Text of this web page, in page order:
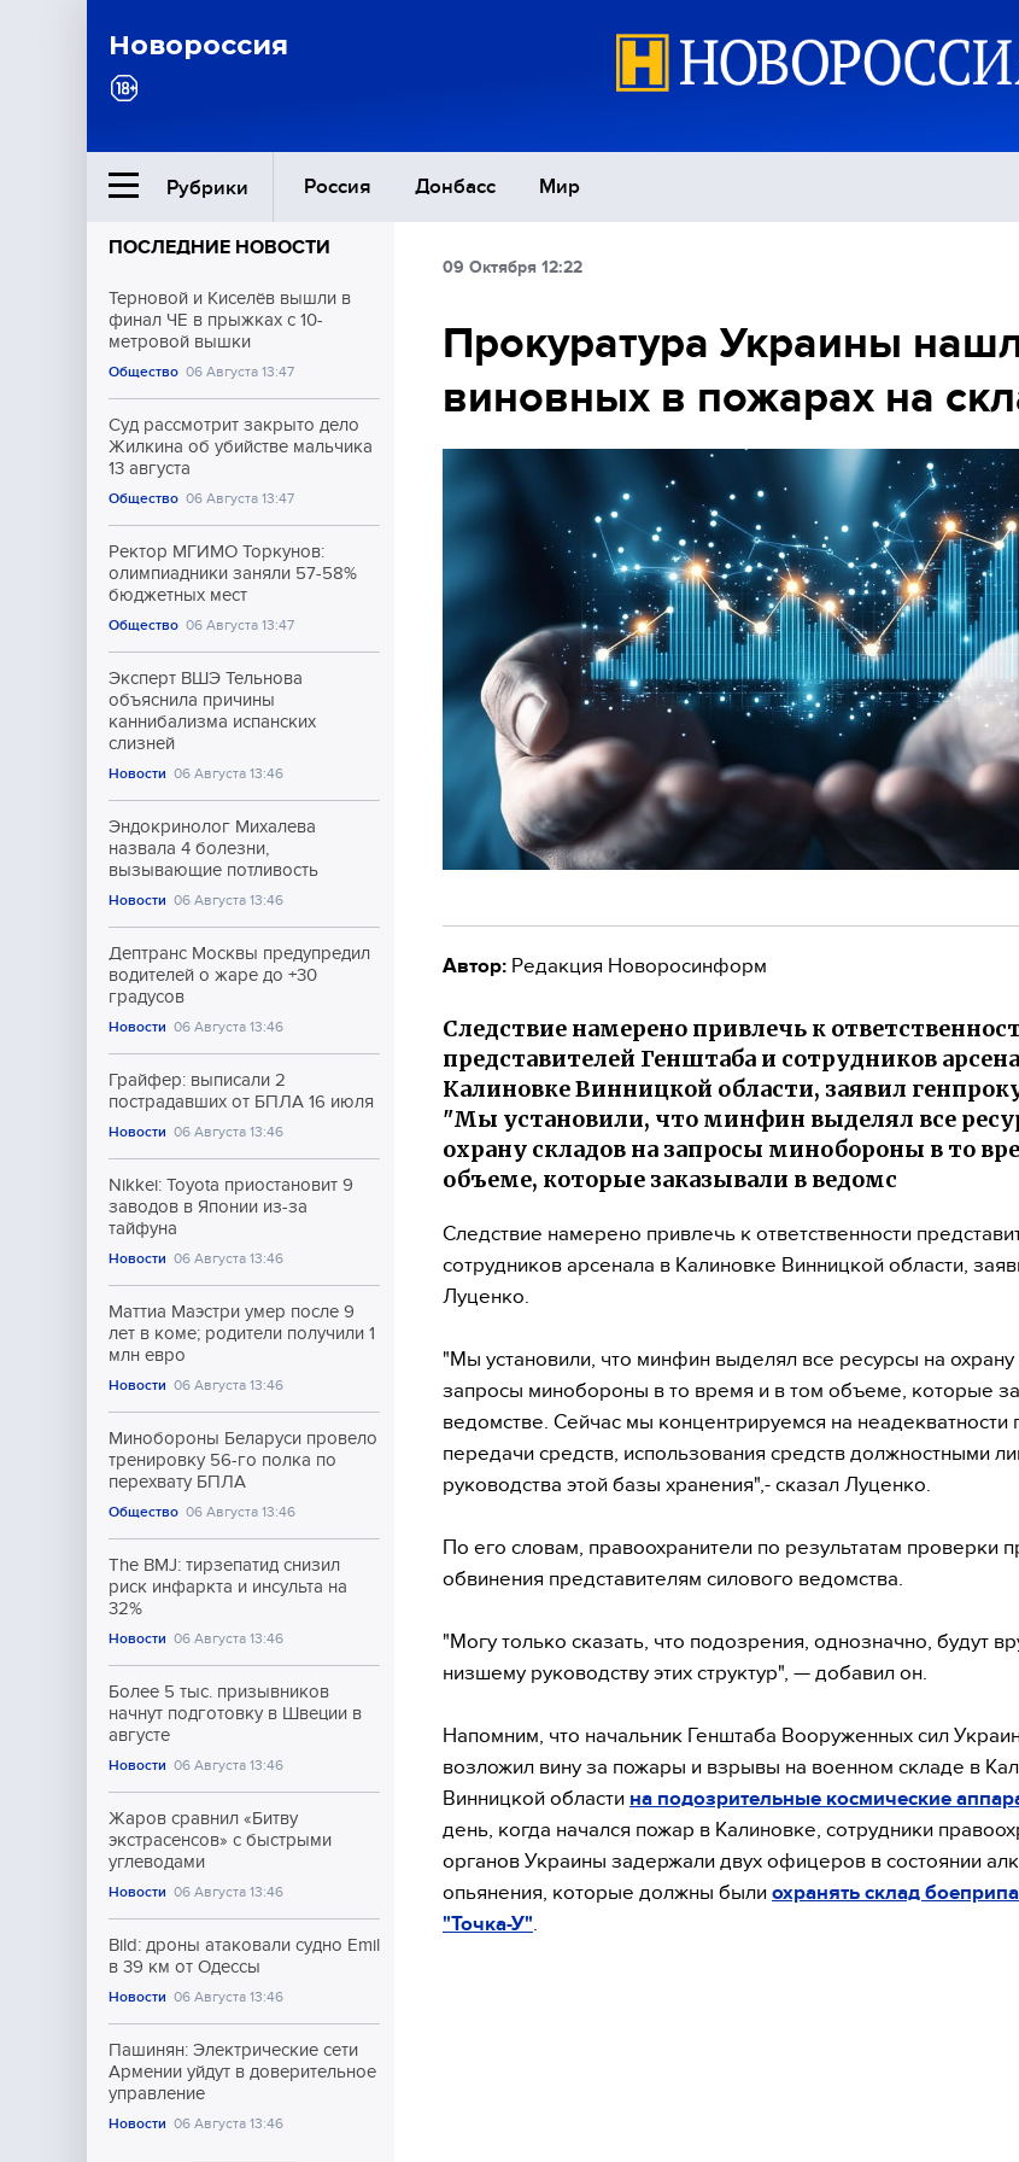
Новороссия
Рубрики Россия Донбасс Мир
Ближний Восток
Общество
Экономика
Культура
ПОСЛЕДНИЕ НОВОСТИ
Терновой и Киселёв вышли в
финал ЧЕ в прыжках с 10-
метровой вышки
Общество 06 Августа 13:47
Суд рассмотрит закрыто дело
Жилкина об убийстве мальчика
13 августа
Общество 06 Августа 13:47
Ректор МГИМО Торкунов:
олимпиадники заняли 57-58%
бюджетных мест
Общество 06 Августа 13:47
Эксперт ВШЭ Тельнова
объяснила причины
каннибализма испанских
слизней
Новости 06 Августа 13:46
Эндокринолог Михалева
назвала 4 болезни,
вызывающие потливость
Новости 06 Августа 13:46
Дептранс Москвы предупредил
водителей о жаре до +30
градусов
Новости 06 Августа 13:46
Грайфер: выписали 2
пострадавших от БПЛА 16 июля
Новости 06 Августа 13:46
Nikkei: Toyota приостановит 9
заводов в Японии из-за
тайфуна
Новости 06 Августа 13:46
Маттиа Маэстри умер после 9
лет в коме; родители получили 1
млн евро
Новости 06 Августа 13:46
Минобороны Беларуси провело
тренировку 56-го полка по
перехвату БПЛА
Общество 06 Августа 13:46
The BMJ: тирзепатид снизил
риск инфаркта и инсульта на
32%
Новости 06 Августа 13:46
Более 5 тыс. призывников
начнут подготовку в Швеции в
августе
Новости 06 Августа 13:46
Жаров сравнил «Битву
экстрасенсов» с быстрыми
углеводами
Новости 06 Августа 13:46
Bild: дроны атаковали судно Emil
в 39 км от Одессы
Новости 06 Августа 13:46
Пашинян: Электрические сети
Армении уйдут в доверительное
управление
Новости 06 Августа 13:46
09 Октября 12:22
Прокуратура Украины
виновных в пожарах на
Автор: Редакция Новоросинформ
Следствие намерено привлечь к
представителей Генштаба и сотрудников
Калиновке Винницкой области, заявил
"Мы установили, что минфин выделял все
охрану складов на запросы минобороны в то
объеме, которые заказывали в ведомс
Следствие намерено привлечь к ответственности
сотрудников арсенала в Калиновке Винницкой области,
Луценко.
"Мы установили, что минфин выделял все ресурсы на охрану
запросы минобороны в то время и в том объеме, которые
ведомстве. Сейчас мы концентрируемся на неадекватности
передачи средств, использования средств должностными
руководства этой базы хранения",- сказал Луценко.
По его словам, правоохранители по результатам проверки
обвинения представителям силового ведомства.
"Могу только сказать, что подозрения, однозначно, будут
низшему руководству этих структур", — добавил он.
Напомним, что начальник Генштаба Вооруженных сил
возложил вину за пожары и взрывы на военном складе в
Винницкой области на подозрительные космические
день, когда начался пожар в Калиновке, сотрудники
органов Украины задержали двух офицеров в состоянии
опьянения, которые должны были охранять склад
"Точка-У"